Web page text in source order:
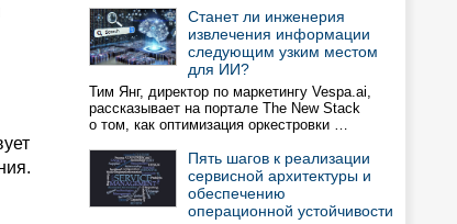
Станет ли инженерия
извлечения информации
следующим узким местом
для ИИ?
Тим Янг, директор по маркетингу Vespa.ai,
рассказывает на портале The New Stack
о том, как оптимизация оркестровки …
Пять шагов к реализации
сервисной архитектуры и
обеспечению
операционной устойчивости